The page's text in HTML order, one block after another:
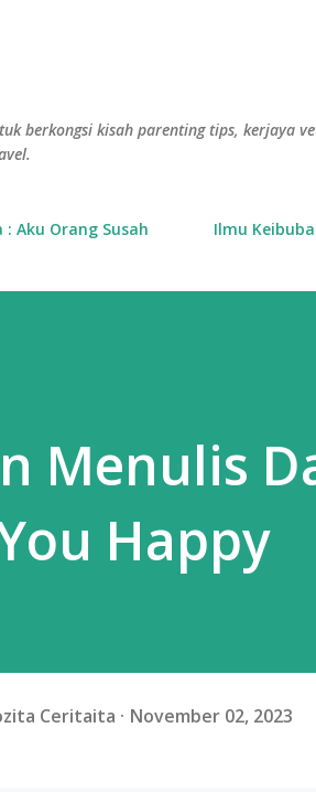
berkongsi kisah parenting tips, kerjaya
Aku Orang Susah
Ilmu
Menulis
Happy
Ceritaita November 02, 2023